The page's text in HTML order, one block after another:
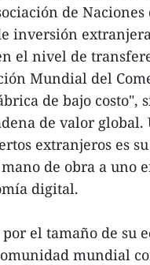
de Naciones
inversión
el nivel de
Mundial del
de bajo costo",
de valor
extranjeros es
de obra a uno
digital.
el tamaño de su
mundial